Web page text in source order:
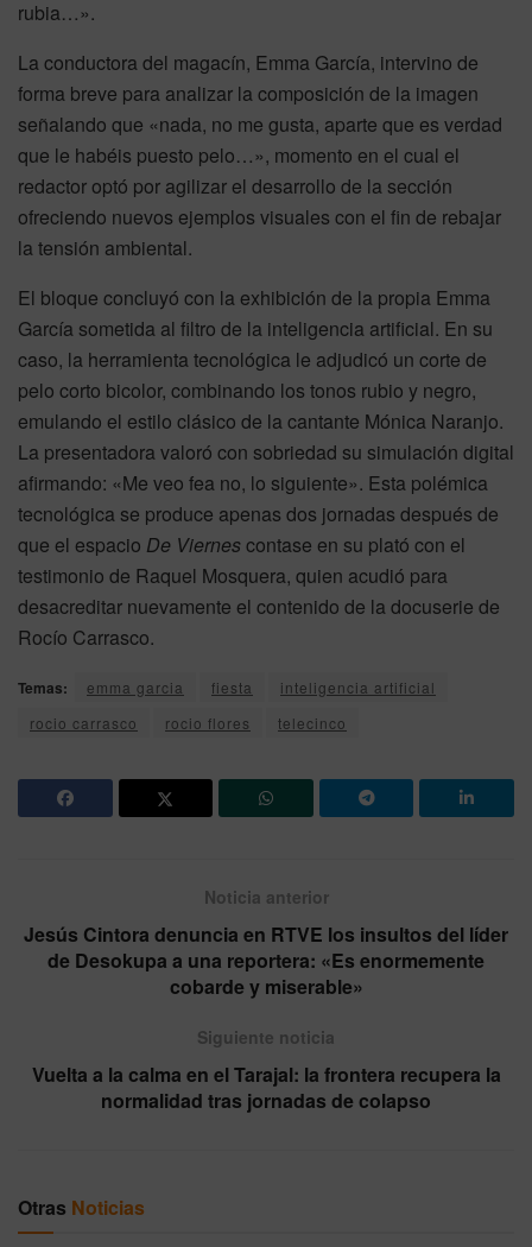
rubia…».
La conductora del magacín, Emma García, intervino de
forma breve para analizar la composición de la imagen
señalando que «nada, no me gusta, aparte que es verdad
que le habéis puesto pelo…», momento en el cual el
redactor optó por agilizar el desarrollo de la sección
ofreciendo nuevos ejemplos visuales con el fin de rebajar
la tensión ambiental.
El bloque concluyó con la exhibición de la propia Emma
García sometida al filtro de la inteligencia artificial. En su
caso, la herramienta tecnológica le adjudicó un corte de
pelo corto bicolor, combinando los tonos rubio y negro,
emulando el estilo clásico de la cantante Mónica Naranjo.
La presentadora valoró con sobriedad su simulación digital
afirmando: «Me veo fea no, lo siguiente». Esta polémica
tecnológica se produce apenas dos jornadas después de
que el espacio De Viernescontase en su plató con el
testimonio de Raquel Mosquera, quien acudió para
desacreditar nuevamente el contenido de la docuserie de
Rocío Carrasco.
Temas: emma garcia fiesta
inteligencia artificial
rocio carrasco
rocio flores telecinco
Noticia anterior
Jesús Cintora denuncia en RTVE los insultos del líder
de Desokupa a una reportera: «Es enormemente
cobarde y miserable»
Siguiente noticia
Vuelta a la calma en el Tarajal: la frontera recupera la
normalidad tras jornadas de colapso
Otras Noticias